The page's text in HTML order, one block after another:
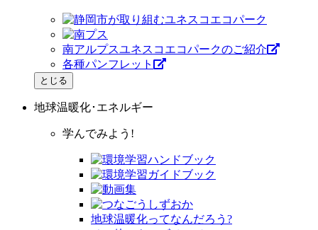
南アルプスユネスコエコパークのご紹介
各種パンフレット
とじる
地球温暖化･エネルギー
学んでみよう!
地球温暖化ってなんだろう?